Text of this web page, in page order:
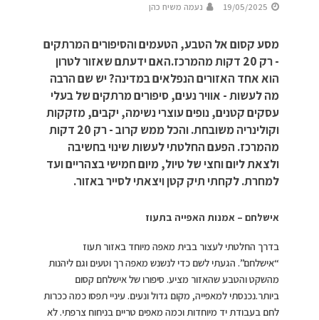
19/05/2025 נעמה משיח כהן
מסע קסום אל הטבע, הטעמים והסיפורים המרתקים
- רק 20 דקות מהמרכז.האם ידעתם שאזור לטרון
הוא אחד האזורים הנפלאים במדינה? יש שם הרבה
מה לעשות - אוויר נעים, סיפורים מרתקים של בעלי
עסקים קטנים, נופים עוצרי נשימה, יקבים, מזקקות
וקולינריה משובחת. והכל ממש קרוב - רק 20 דקות
מהמרכז. הפעם החלטתי לעשות שינוי בחשיבה
ולצאת ליום וחצי של טיול, מיום חמישי בצהריים ועד
למחרת. לקחתי תיק קטן ויצאתי לסייר באזור.
אישלחם – אמנות האפייה בתעוז
בדרך החלטתי לעצור בבית מאפה מיוחד באזור תעוז
“אישלחם”. הגעתי לשם כדי לנשנש מאפה רך וטעים וגם ליהנות
מהשקט והטבע שהאזור מציע. סיפורו של אישלחם קסום
ביותר.נכנסתי למאפייה, מקום גדול ונעים. עיניי תפסו כמה ככרות
לחם בעבודת יד מיוחדות וכמה מאפים טריים בניחוח צרפתי. לא